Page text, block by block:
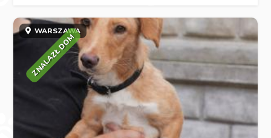
WARSZAWA
ZNALAZŁ DOM